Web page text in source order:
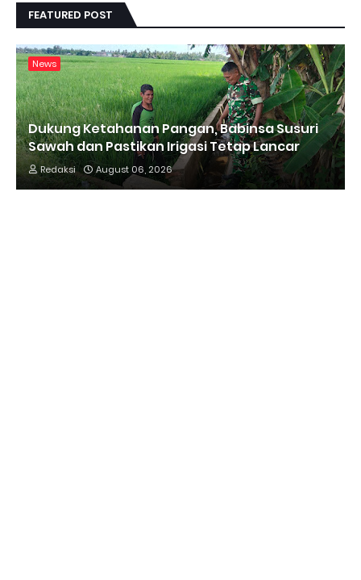
FEATURED POST
News
Dukung Ketahanan Pangan, Babinsa Susuri
Sawah dan Pastikan Irigasi Tetap Lancar
Redaksi August 06, 2026